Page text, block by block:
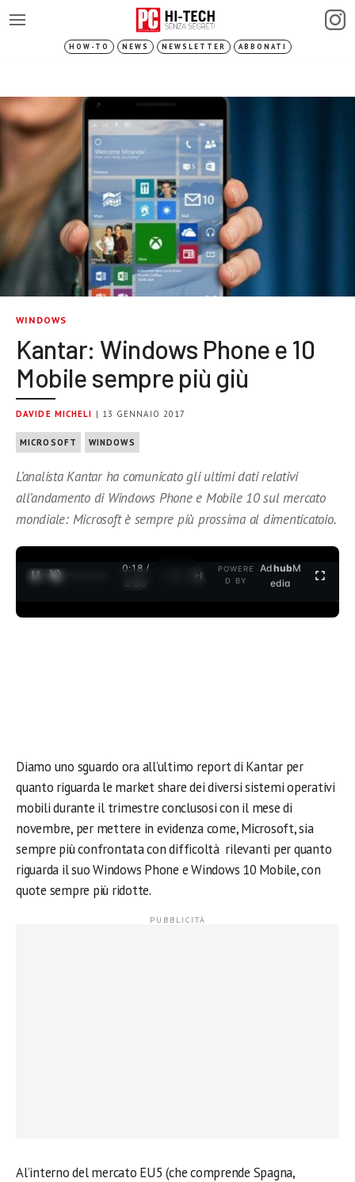
HOW-TO NEWS NEWSLETTER ABBONATI
WINDOWS
Kantar: Windows Phone e 10
Mobile sempre più giù
DAVIDE MICHELI | 13 GENNAIO 2017
MICROSOFT WINDOWS
L’analista Kantar ha comunicato gli ultimi dati relativi
all’andamento di Windows Phone e Mobile 10 sul mercato
mondiale: Microsoft è sempre più prossima al dimenticatoio.
0:19 /
3:35
POWERE
D BY
AdhubM
edia
Diamo uno sguardo ora all’ultimo report di Kantar per
quanto riguarda le market share dei diversi sistemi operativi
mobili durante il trimestre conclusosi con il mese di
novembre, per mettere in evidenza come, Microsoft, sia
sempre più confrontata con difficoltà rilevanti per quanto
riguarda il suo Windows Phone e Windows 10 Mobile, con
quote sempre più ridotte.
Al’interno del mercato EU5 (che comprende Spagna,